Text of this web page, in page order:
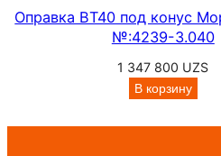
Оправка BT40 под конус
№:4239-3.040
1 347 800 UZS
В корзину